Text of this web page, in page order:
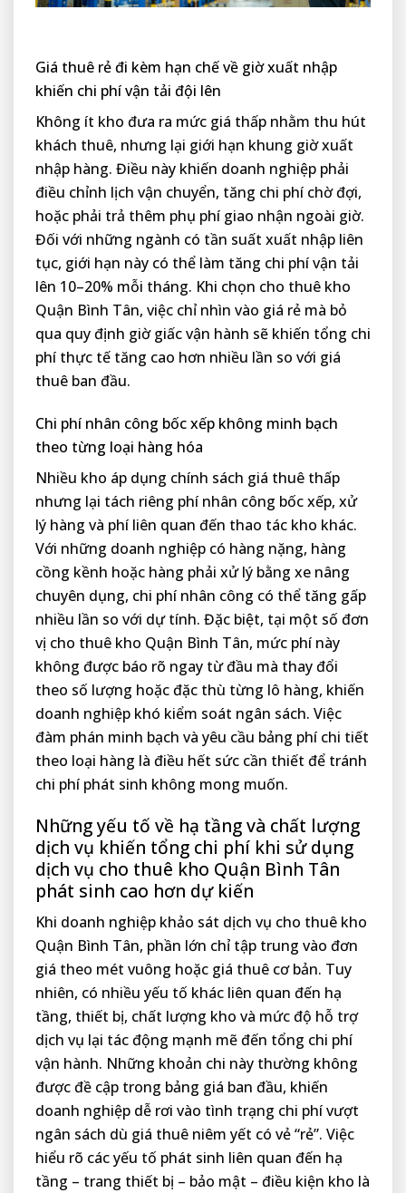
Giá thuê rẻ đi kèm hạn chế về giờ xuất nhập
khiến chi phí vận tải đội lên
Không ít kho đưa ra mức giá thấp nhằm thu hút
khách thuê, nhưng lại giới hạn khung giờ xuất
nhập hàng. Điều này khiến doanh nghiệp phải
điều chỉnh lịch vận chuyển, tăng chi phí chờ đợi,
hoặc phải trả thêm phụ phí giao nhận ngoài giờ.
Đối với những ngành có tần suất xuất nhập liên
tục, giới hạn này có thể làm tăng chi phí vận tải
lên 10–20% mỗi tháng. Khi chọn cho thuê kho
Quận Bình Tân, việc chỉ nhìn vào giá rẻ mà bỏ
qua quy định giờ giấc vận hành sẽ khiến tổng chi
phí thực tế tăng cao hơn nhiều lần so với giá
thuê ban đầu.
Chi phí nhân công bốc xếp không minh bạch
theo từng loại hàng hóa
Nhiều kho áp dụng chính sách giá thuê thấp
nhưng lại tách riêng phí nhân công bốc xếp, xử
lý hàng và phí liên quan đến thao tác kho khác.
Với những doanh nghiệp có hàng nặng, hàng
cồng kềnh hoặc hàng phải xử lý bằng xe nâng
chuyên dụng, chi phí nhân công có thể tăng gấp
nhiều lần so với dự tính. Đặc biệt, tại một số đơn
vị cho thuê kho Quận Bình Tân, mức phí này
không được báo rõ ngay từ đầu mà thay đổi
theo số lượng hoặc đặc thù từng lô hàng, khiến
doanh nghiệp khó kiểm soát ngân sách. Việc
đàm phán minh bạch và yêu cầu bảng phí chi tiết
theo loại hàng là điều hết sức cần thiết để tránh
chi phí phát sinh không mong muốn.
Những yếu tố về hạ tầng và chất lượng
dịch vụ khiến tổng chi phí khi sử dụng
dịch vụ cho thuê kho Quận Bình Tân
phát sinh cao hơn dự kiến
Khi doanh nghiệp khảo sát dịch vụ cho thuê kho
Quận Bình Tân, phần lớn chỉ tập trung vào đơn
giá theo mét vuông hoặc giá thuê cơ bản. Tuy
nhiên, có nhiều yếu tố khác liên quan đến hạ
tầng, thiết bị, chất lượng kho và mức độ hỗ trợ
dịch vụ lại tác động mạnh mẽ đến tổng chi phí
vận hành. Những khoản chi này thường không
được đề cập trong bảng giá ban đầu, khiến
doanh nghiệp dễ rơi vào tình trạng chi phí vượt
ngân sách dù giá thuê niêm yết có vẻ “rẻ”. Việc
hiểu rõ các yếu tố phát sinh liên quan đến hạ
tầng – trang thiết bị – bảo mật – điều kiện kho là